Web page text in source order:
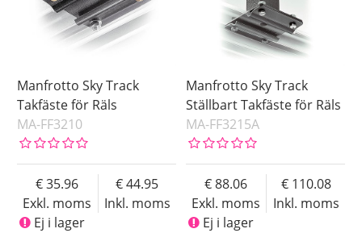
Manfrotto Sky Track
Takfäste för Räls
MA-FF3210
Exkl. moms
35.96
Inkl. moms
44.95
Ej i lager
Manfrotto Sky Track
Ställbart Takfäste för Räls
MA-FF3215A
Exkl. moms
88.06
Inkl. moms
110.08
Ej i lager